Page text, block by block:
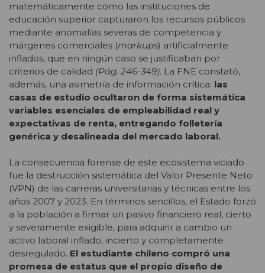
matemáticamente cómo las instituciones de
educación superior capturaron los recursos públicos
mediante anomalías severas de competencia y
márgenes comerciales (markups) artificialmente
inflados, que en ningún caso se justificaban por
criterios de calidad (Pág. 246-349). La FNE constató,
además, una asimetría de información crítica: las
casas de estudio ocultaron de forma sistemática
variables esenciales de empleabilidad real y
expectativas de renta, entregando folletería
genérica y desalineada del mercado laboral.
La consecuencia forense de este ecosistema viciado
fue la destrucción sistemática del Valor Presente Neto
(VPN) de las carreras universitarias y técnicas entre los
años 2007 y 2023. En términos sencillos, el Estado forzó
a la población a firmar un pasivo financiero real, cierto
y severamente exigible, para adquirir a cambio un
activo laboral inflado, incierto y completamente
desregulado. El estudiante chileno compró una
promesa de estatus que el propio diseño de